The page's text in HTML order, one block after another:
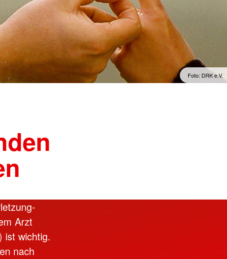
mit dem
Sprachkurse
Englisch im Alltag
Englisch im Beruf
Englisch 50plus
Spanisch für den Urlaub
Foto: DRK e.V.
Arzt
ist wichtig.
nach